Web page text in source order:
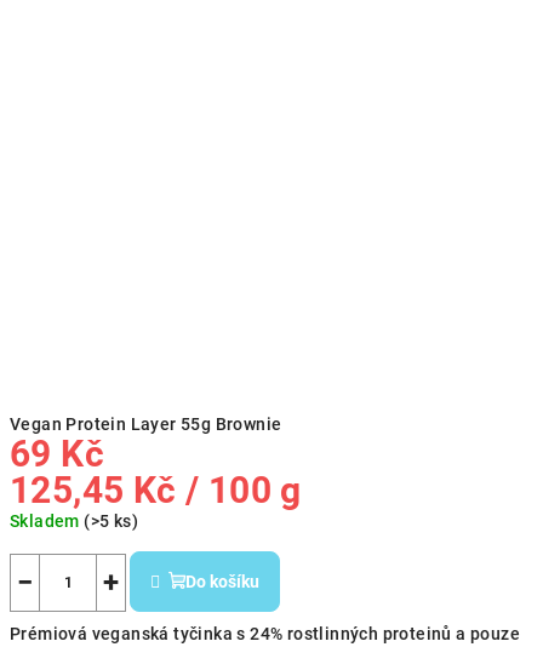
Vegan Protein Layer 55g Brownie
69 Kč
Měrná
cena:
125,45 Kč / 100 g
Skladem (>5 ks)
+
− Do košíku
Prémiová veganská tyčinka s 24% rostlinných proteinů a pouze